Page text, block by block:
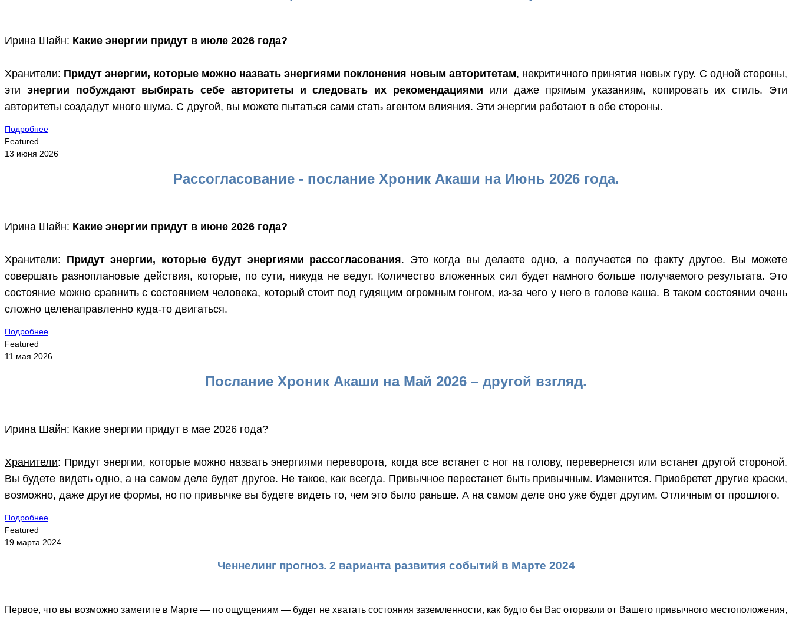
Ирина Шайн: Какие энергии придут в июле 2026 года?
Хранители: Придут энергии, которые можно назвать энергиями поклонения новым авторитетам, некритичного принятия новых гуру. С одной стороны,
эти энергии побуждают выбирать себе авторитеты и следовать их рекомендациями или даже прямым указаниям, копировать их стиль. Эти
авторитеты создадут много шума. С другой, вы можете пытаться сами стать агентом влияния. Эти энергии работают в обе стороны.
Подробнее
Featured
13 июня 2026
Рассогласование - послание Хроник Акаши на Июнь 2026 года.
Ирина Шайн: Какие энергии придут в июне 2026 года?
Хранители: Придут энергии, которые будут энергиями рассогласования. Это когда вы делаете одно, а получается по факту другое. Вы можете
совершать разноплановые действия, которые, по сути, никуда не ведут. Количество вложенных сил будет намного больше получаемого результата. Это
состояние можно сравнить с состоянием человека, который стоит под гудящим огромным гонгом, из-за чего у него в голове каша. В таком состоянии очень
сложно целенаправленно куда-то двигаться.
Подробнее
Featured
11 мая 2026
Послание Хроник Акаши на Май 2026 – другой взгляд.
Ирина Шайн: Какие энергии придут в мае 2026 года?
Хранители: Придут энергии, которые можно назвать энергиями переворота, когда все встанет с ног на голову, перевернется или встанет другой стороной.
Вы будете видеть одно, а на самом деле будет другое. Не такое, как всегда. Привычное перестанет быть привычным. Изменится. Приобретет другие краски,
возможно, даже другие формы, но по привычке вы будете видеть то, чем это было раньше. А на самом деле оно уже будет другим. Отличным от прошлого.
Подробнее
Featured
19 марта 2024
Ченнелинг прогноз. 2 варианта развития событий в Марте 2024
Первое, что вы возможно заметите в Марте — по ощущениям — будет не хватать состояния заземленности, как будто бы Вас оторвали от Вашего привычного местоположения,